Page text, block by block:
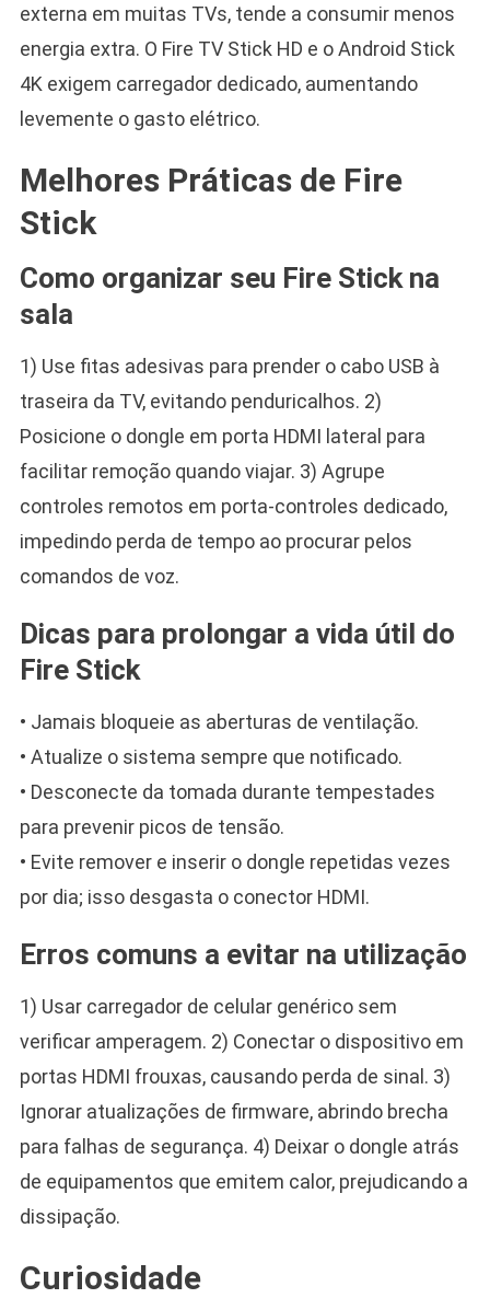
externa em muitas TVs, tende a consumir menos
energia extra. O Fire TV Stick HD e o Android Stick
4K exigem carregador dedicado, aumentando
levemente o gasto elétrico.
Melhores Práticas de Fire
Stick
Como organizar seu Fire Stick na
sala
1) Use fitas adesivas para prender o cabo USB à
traseira da TV, evitando penduricalhos. 2)
Posicione o dongle em porta HDMI lateral para
facilitar remoção quando viajar. 3) Agrupe
controles remotos em porta-controles dedicado,
impedindo perda de tempo ao procurar pelos
comandos de voz.
Dicas para prolongar a vida útil do
Fire Stick
• Jamais bloqueie as aberturas de ventilação.
• Atualize o sistema sempre que notificado.
• Desconecte da tomada durante tempestades
para prevenir picos de tensão.
• Evite remover e inserir o dongle repetidas vezes
por dia; isso desgasta o conector HDMI.
Erros comuns a evitar na utilização
1) Usar carregador de celular genérico sem
verificar amperagem. 2) Conectar o dispositivo em
portas HDMI frouxas, causando perda de sinal. 3)
Ignorar atualizações de firmware, abrindo brecha
para falhas de segurança. 4) Deixar o dongle atrás
de equipamentos que emitem calor, prejudicando a
dissipação.
Curiosidade